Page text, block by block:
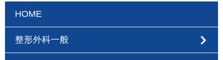
HOME
整形外科一般